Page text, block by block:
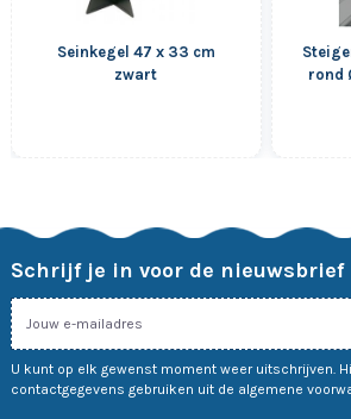
Seinkegel 47 x 33 cm
zwart
rond
Schrijf je in voor de nieuwsbrief
U kunt op elk gewenst moment weer uitschrijven.
contactgegevens gebruiken uit de algemene